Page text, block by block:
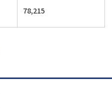
78,215